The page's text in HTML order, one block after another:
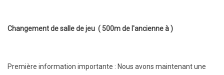
Changement de salle de jeu ( 500m de l'ancienne à )
Première information importante : Nous avons maintenant une